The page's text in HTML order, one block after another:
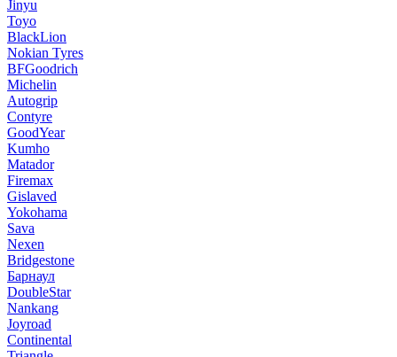
Jinyu
Toyo
BlackLion
Nokian Tyres
BFGoodrich
Michelin
Autogrip
Contyre
GoodYear
Kumho
Matador
Firemax
Gislaved
Yokohama
Sava
Nexen
Bridgestone
Барнаул
DoubleStar
Nankang
Joyroad
Continental